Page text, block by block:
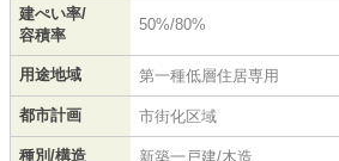
建ぺい率/
容積率
50%/80%
用途地域 第一種低層住居専用
都市計画 市街化区域
種別/構造 新築一戸建/木造